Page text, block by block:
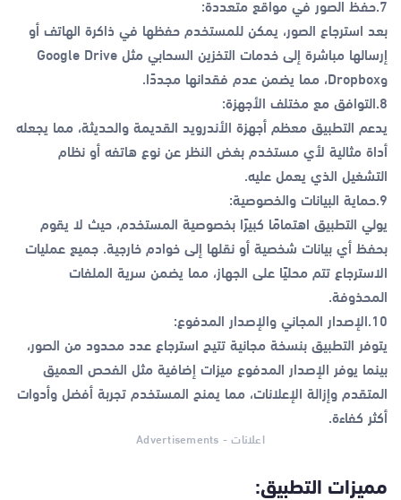
7.حفظ الصور في مواقع متعددة:
بعد استرجاع الصور، يمكن للمستخدم حفظها في ذاكرة الهاتف أو
إرسالها مباشرة إلى خدمات التخزين السحابي مثل Google Drive
وDropbox، مما يضمن عدم فقدانها مجددًا.
8.التوافق مع مختلف الأجهزة:
يدعم التطبيق معظم أجهزة الأندرويد القديمة والحديثة، مما يجعله
أداة مثالية لأي مستخدم بغض النظر عن نوع هاتفه أو نظام
التشغيل الذي يعمل عليه.
9.حماية البيانات والخصوصية:
يولي التطبيق اهتمامًا كبيرًا بخصوصية المستخدم، حيث لا يقوم
بحفظ أي بيانات شخصية أو نقلها إلى خوادم خارجية. جميع عمليات
الاسترجاع تتم محليًا على الجهاز، مما يضمن سرية الملفات
المحذوفة.
10.الإصدار المجاني والإصدار المدفوع:
يتوفر التطبيق بنسخة مجانية تتيح استرجاع عدد محدود من الصور،
بينما يوفر الإصدار المدفوع ميزات إضافية مثل الفحص العميق
المتقدم وإزالة الإعلانات، مما يمنح المستخدم تجربة أفضل وأدوات
أكثر كفاءة.
اعلانات - Advertisements
مميزات التطبيق: